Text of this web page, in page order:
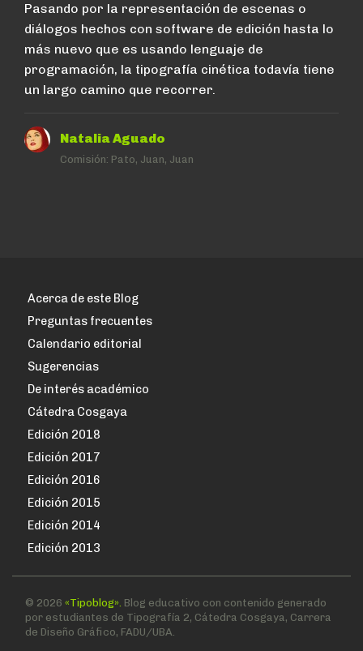
Pasando por la representación de escenas o
diálogos hechos con software de edición hasta lo
más nuevo que es usando lenguaje de
programación, la tipografía cinética todavía tiene
un largo camino que recorrer.
Natalia Aguado
Comisión: Pato, Juan, Juan
Acerca de este Blog
Preguntas frecuentes
Calendario editorial
Sugerencias
De interés académico
Cátedra Cosgaya
Edición 2018
Edición 2017
Edición 2016
Edición 2015
Edición 2014
Edición 2013
© 2026 «Tipoblog». Blog educativo con contenido generado
por estudiantes de Tipografía 2, Cátedra Cosgaya, Carrera
de Diseño Gráfico, FADU/UBA.